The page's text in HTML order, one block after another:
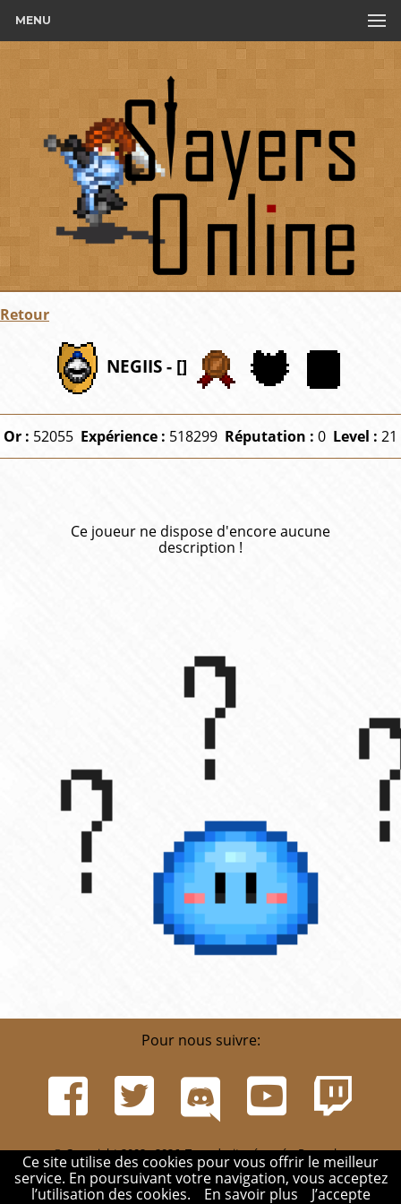
MENU
Retour
NEGIIS - []
Or : 52055 Expérience : 518299 Réputation : 0 Level : 21
Ce joueur ne dispose d'encore aucune
description !
Pour nous suivre:
© Copyright 2002 - 2026. Tous droits réservés. Pour plus
d'informations, rendez-vous sur la page Infos.
Mentions légales-Contact-Réglement-Mon compte
Ce site utilise des cookies pour vous offrir le meilleur
service. En poursuivant votre navigation, vous acceptez
l’utilisation des cookies.
En savoir plus J’accepte